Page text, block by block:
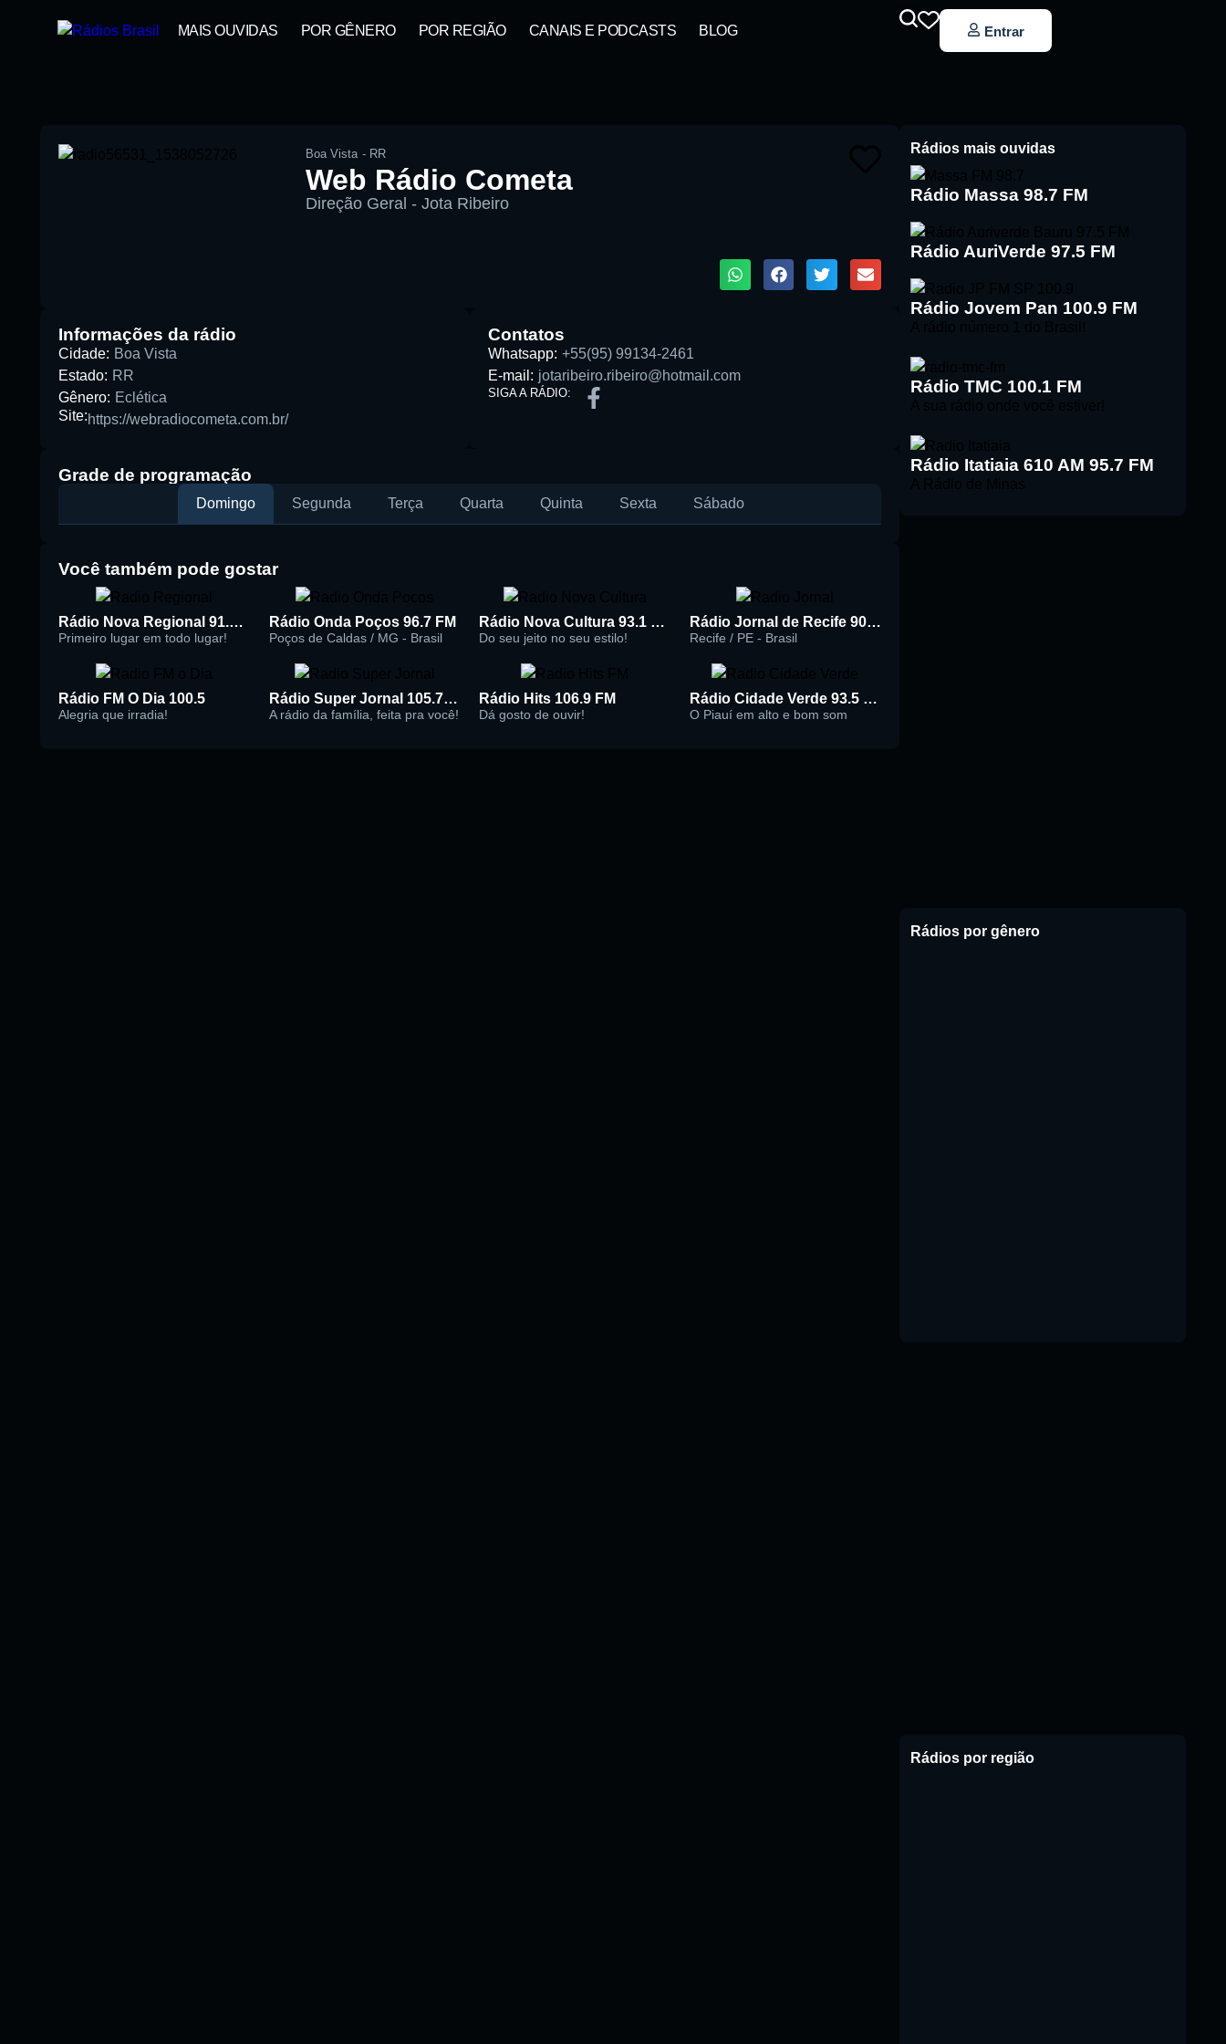
MAIS OUVIDAS POR GÊNERO POR REGIÃO CANAIS E PODCASTS BLOG
Buscar rádio
Entrar
Boa Vista - RR
Web Rádio Cometa
Direção Geral - Jota Ribeiro
Informações da rádio
Cidade: Boa Vista
Estado: RR
Gênero: Eclética
Site:https://webradiocometa.com.br/
Contatos
Whatsapp: +55(95) 99134-2461
E-mail: jotaribeiro.ribeiro@hotmail.com
SIGA A RÁDIO:
Grade de programação
Domingo Segunda Terça Quarta Quinta Sexta Sábado
Você também pode gostar
Rádio Nova Regional 91.5 FM
Primeiro lugar em todo lugar!
Rádio Onda Poços 96.7 FM
Poços de Caldas / MG - Brasil
Rádio Nova Cultura 93.1 FM
Do seu jeito no seu estilo!
Rádio Jornal de Recife 90.3 FM
Recife / PE - Brasil
Rádio FM O Dia 100.5
Alegria que irradia!
Rádio Super Jornal 105.7 FM
A rádio da família, feita pra você!
Rádio Hits 106.9 FM
Dá gosto de ouvir!
Rádio Cidade Verde 93.5 FM
O Piauí em alto e bom som
Rádios mais ouvidas
Rádio Massa 98.7 FM
Rádio AuriVerde 97.5 FM
Rádio Jovem Pan 100.9 FM
Rádio TMC 100.1 FM
Rádio Itatiaia 610 AM 95.7 FM
Rádios por gênero
Rádios por região